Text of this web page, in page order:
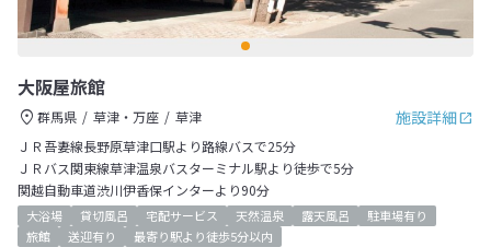
大阪屋旅館
施設詳細
群馬県 草津・万座
草津
ＪＲ吾妻線長野原草津口駅より路線バスで25分
ＪＲバス関東線草津温泉バスターミナル駅より徒歩で5分
関越自動車道渋川伊香保インターより90分
大浴場 貸切風呂 宅配サービス 天然温泉 露天風呂
駐車場有り
旅館
送迎有り 最寄り駅より徒歩5分以内